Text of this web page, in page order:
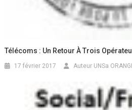
Télécoms : Un Retour À Trois
17 février 2017 Auteur UNSa